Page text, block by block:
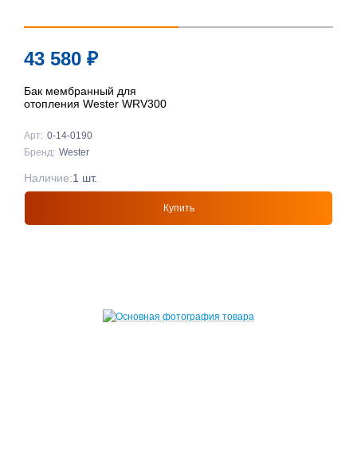
43 580 ₽
Бак мембранный для
отопления Wester WRV300
Арт: 0-14-0190
Бренд: Wester
Купить
Наличие:1 шт.